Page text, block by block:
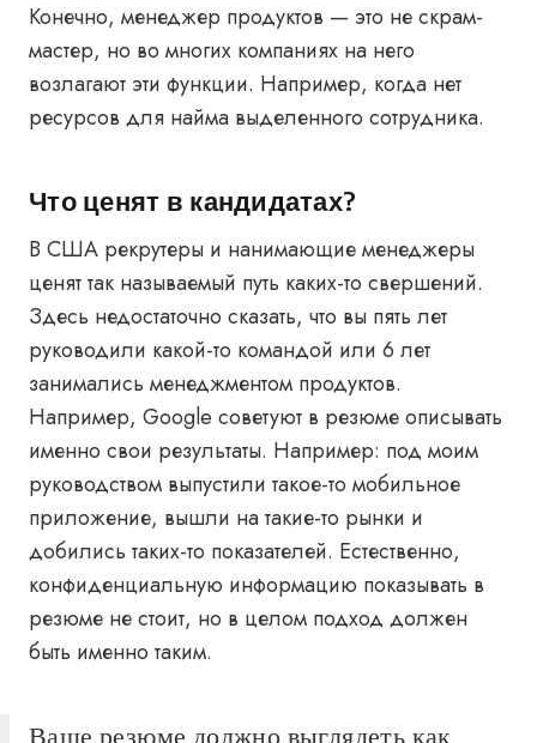
Конечно, менеджер продуктов — это не скрам-
мастер, но во многих компаниях на него
возлагают эти функции. Например, когда нет
ресурсов для найма выделенного сотрудника.
Что ценят в кандидатах?
В США рекрутеры и нанимающие менеджеры
ценят так называемый путь каких-то свершений.
Здесь недостаточно сказать, что вы пять лет
руководили какой-то командой или 6 лет
занимались менеджментом продуктов.
Например, Google советуют в резюме описывать
именно свои результаты. Например: под моим
руководством выпустили такое-то мобильное
приложение, вышли на такие-то рынки и
добились таких-то показателей. Естественно,
конфиденциальную информацию показывать в
резюме не стоит, но в целом подход должен
быть именно таким.
Ваше резюме должно выглядеть как